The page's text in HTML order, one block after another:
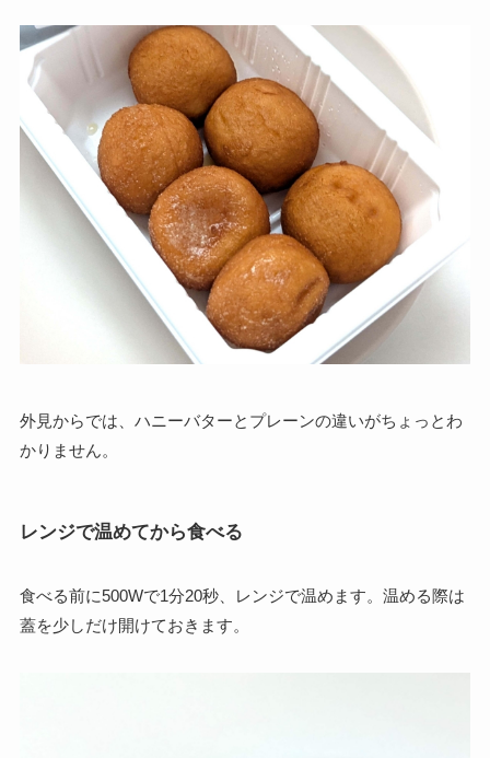
外見からでは、ハニーバターとプレーンの違いがちょっとわ
かりません。
レンジで温めてから食べる
食べる前に500Wで1分20秒、レンジで温めます。温める際は
蓋を少しだけ開けておきます。